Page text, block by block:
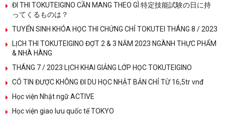
ĐI THI TOKUTEIGINO CẦN MANG THEO GÌ 特定技能試験の日に持
ってくるものは？
TUYỂN SINH KHÓA HỌC THI CHỨNG CHỈ TOKUTEI THÁNG 8 / 2023
LỊCH THI TOKUTEIGINO ĐỢT 2 & 3 NĂM 2023 NGÀNH THỰC PHẨM
& NHÀ HÀNG
THÁNG 7 / 2023 LỊCH KHAI GIẢNG LỚP HỌC TOKUTEIGINO
CÓ TIN ĐƯỢC KHÔNG ĐI DU HỌC NHẬT BẢN CHỈ TỪ 16,5tr vnđ
Học viện Nhật ngữ ACTIVE
Học viện giao lưu quốc tế TOKYO